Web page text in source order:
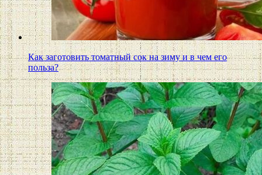
Как заготовить томатный сок на зиму и в чем его
польза?